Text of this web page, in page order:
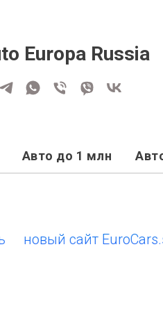
Europa Russia
Авто до 1 млн
сайт EuroCars.su •